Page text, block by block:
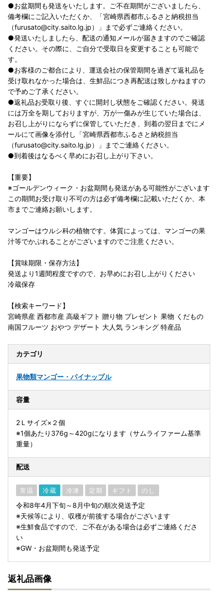
●お盆期間も発送をいたします。ご不在期間がございましたら、
備考欄にご記入いただくか、「宮崎県西都市ふるさと納税担当
（furusato@city.saito.lg.jp）」まで必ずご連絡ください。
●発送いたしましたら、配送の通知メールが届きますのでご確認
ください。その際に、ご自分で受取日を変更することも可能で
す。
●お客様のご都合により、運送会社の保管期間を過ぎて返礼品を
受け取れなかった場合は、生鮮品につき再配送は致しかねますの
で予めご了承ください。
●返礼品お受取り後、すぐに開封し状態をご確認ください。発送
には万全を期しておりますが、万が一傷みが生じていた場合は、
お召し上がりにならずに保管していただき、到着の翌日までにメ
ールにて画像を添付し「宮崎県西都市ふるさと納税担当
（furusato@city.saito.lg.jp）」までご連絡ください。
●到着後はなるべく早めにお召し上がり下さい。
【重要】
※ゴールデンウィーク・お盆期間も発送がある可能性がございます
この期間お受け取り不可の方は必ず備考欄に記載いただくか、本
市までご連絡お願いします。
マンゴーはウルシ科の植物です。体質によっては、マンゴーの果
汁等でかぶれることがございますのでご注意ください。
【賞味期限・保存方法】
発送より1週間程度ですので、お早めにお召し上がりください
冷蔵保存
【検索キーワード】
宮崎県産 西都市産 高級ギフト 贈り物 プレゼント 果物 くだもの
南国フルーツ おやつ デザート 大人気 ランキング 特産品
カテゴリ
果物類マンゴー・パイナップル
容量
2Ｌサイズ×２個
※1個あたり376g～420gになります（サムライファーム基準
重量）
配送
常温 冷蔵 冷凍 定期 ギフト のし
令和8年4月下旬～8月中旬の順次発送予定
※天候等により、収穫が前後する場合がございます
※生鮮食品ですので、ご不在がある場合は必ずご連絡くださ
い
※GW・お盆期間も発送予定
返礼品画像